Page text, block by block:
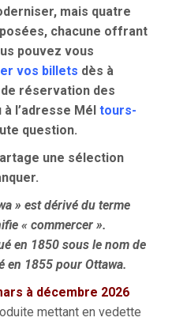
mais quatre
chacune offrant
pouvez vous
vos billets dès à
réservation des
l’adresse Mél tours-
question.
une sélection
» est dérivé du terme
« commercer ».
en 1850 sous le nom de
en 1855 pour Ottawa.
à décembre 2026
mettant en vedette